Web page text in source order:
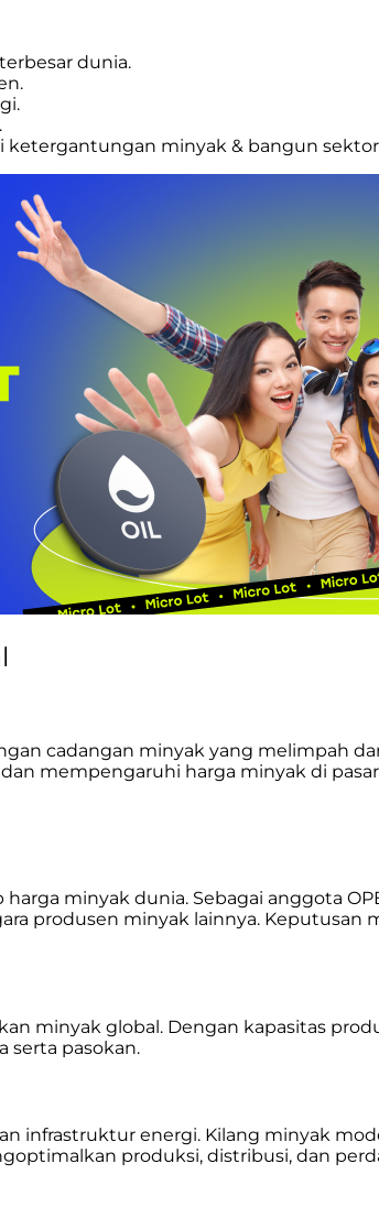
dunia.
ketergantungan minyak & bangun
cadangan minyak yang melimpah
mempengaruhi harga minyak di
minyak dunia. Sebagai anggota
produsen minyak lainnya.
minyak global. Dengan kapasitas
serta pasokan.
infrastruktur energi. Kilang minyak
produksi, distribusi, dan